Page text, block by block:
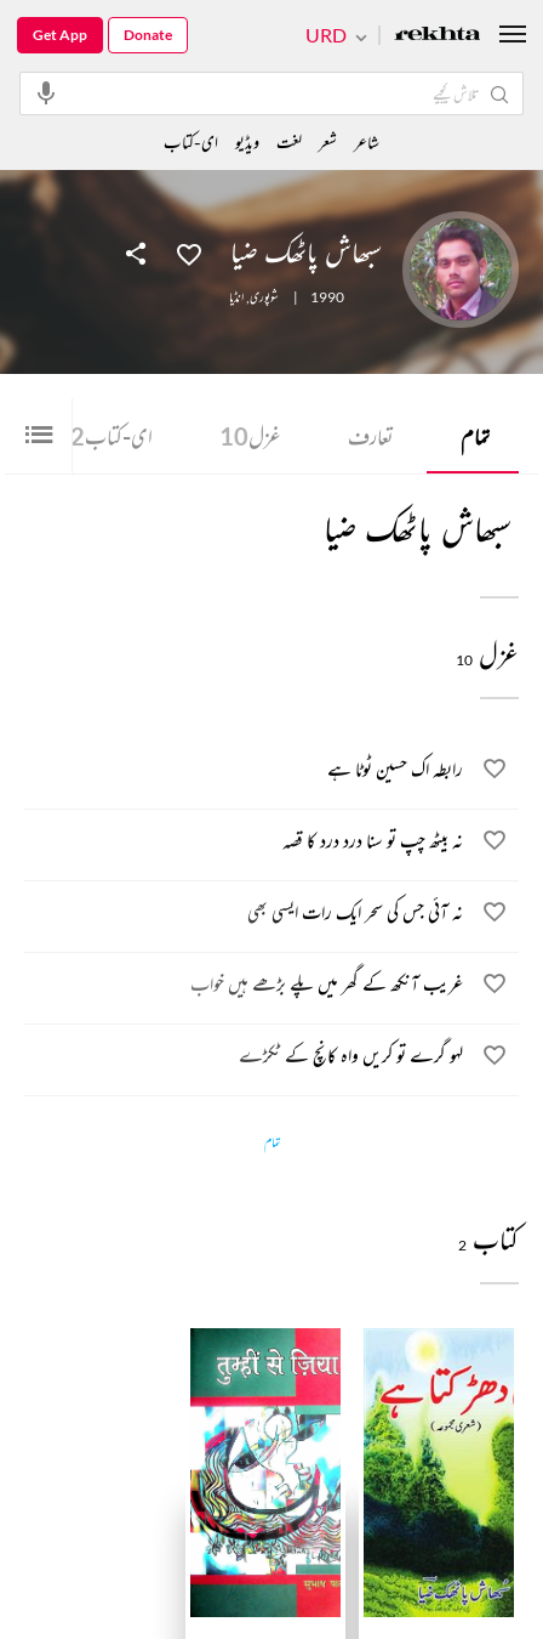
سبھاش پاٹھک ضیا
1990
| شوپوری,انڈیا
تمام تعارف غزل10 ای-کتاب2
سبھاش پاٹھک ضیا
غزل 10
رابطہ اک حسین ٹوٹا ہے
نہ بیٹھ چپ تو سنا درد درد کا قصہ
نہ آئی جس کی سحر ایک رات ایسی بھی
غریب آنکھ کے گھر میں پلے بڑھے ہیں خواب
لہو گرے تو کریں واہ کانچ کے ٹکڑے
تمام
کتاب 2
URD
Get App Donate
شاعر شعر لغت ویڈیو ای-کتاب